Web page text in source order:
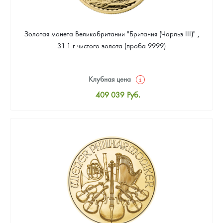
Золотая монета Великобритании "Британия (Чарльз III)" ,
31.1 г чистого золота (проба 9999)
Клубная цена
409 039 Руб.
Цена выкупа
388 587 Руб.